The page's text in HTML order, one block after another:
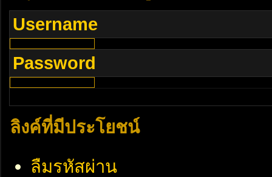
Username
Password
ลิงค์ที่มีประโยชน์
ลืมรหัสผ่าน